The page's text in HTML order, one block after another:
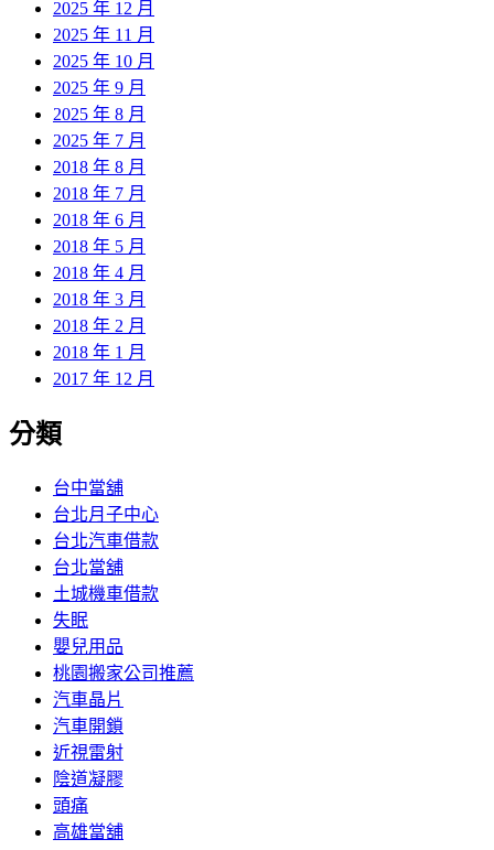
2025 年 12 月
2025 年 11 月
2025 年 10 月
2025 年 9 月
2025 年 8 月
2025 年 7 月
2018 年 8 月
2018 年 7 月
2018 年 6 月
2018 年 5 月
2018 年 4 月
2018 年 3 月
2018 年 2 月
2018 年 1 月
2017 年 12 月
分類
台中當舖
台北月子中心
台北汽車借款
台北當舖
土城機車借款
失眠
嬰兒用品
桃園搬家公司推薦
汽車晶片
汽車開鎖
近視雷射
陰道凝膠
頭痛
高雄當舖